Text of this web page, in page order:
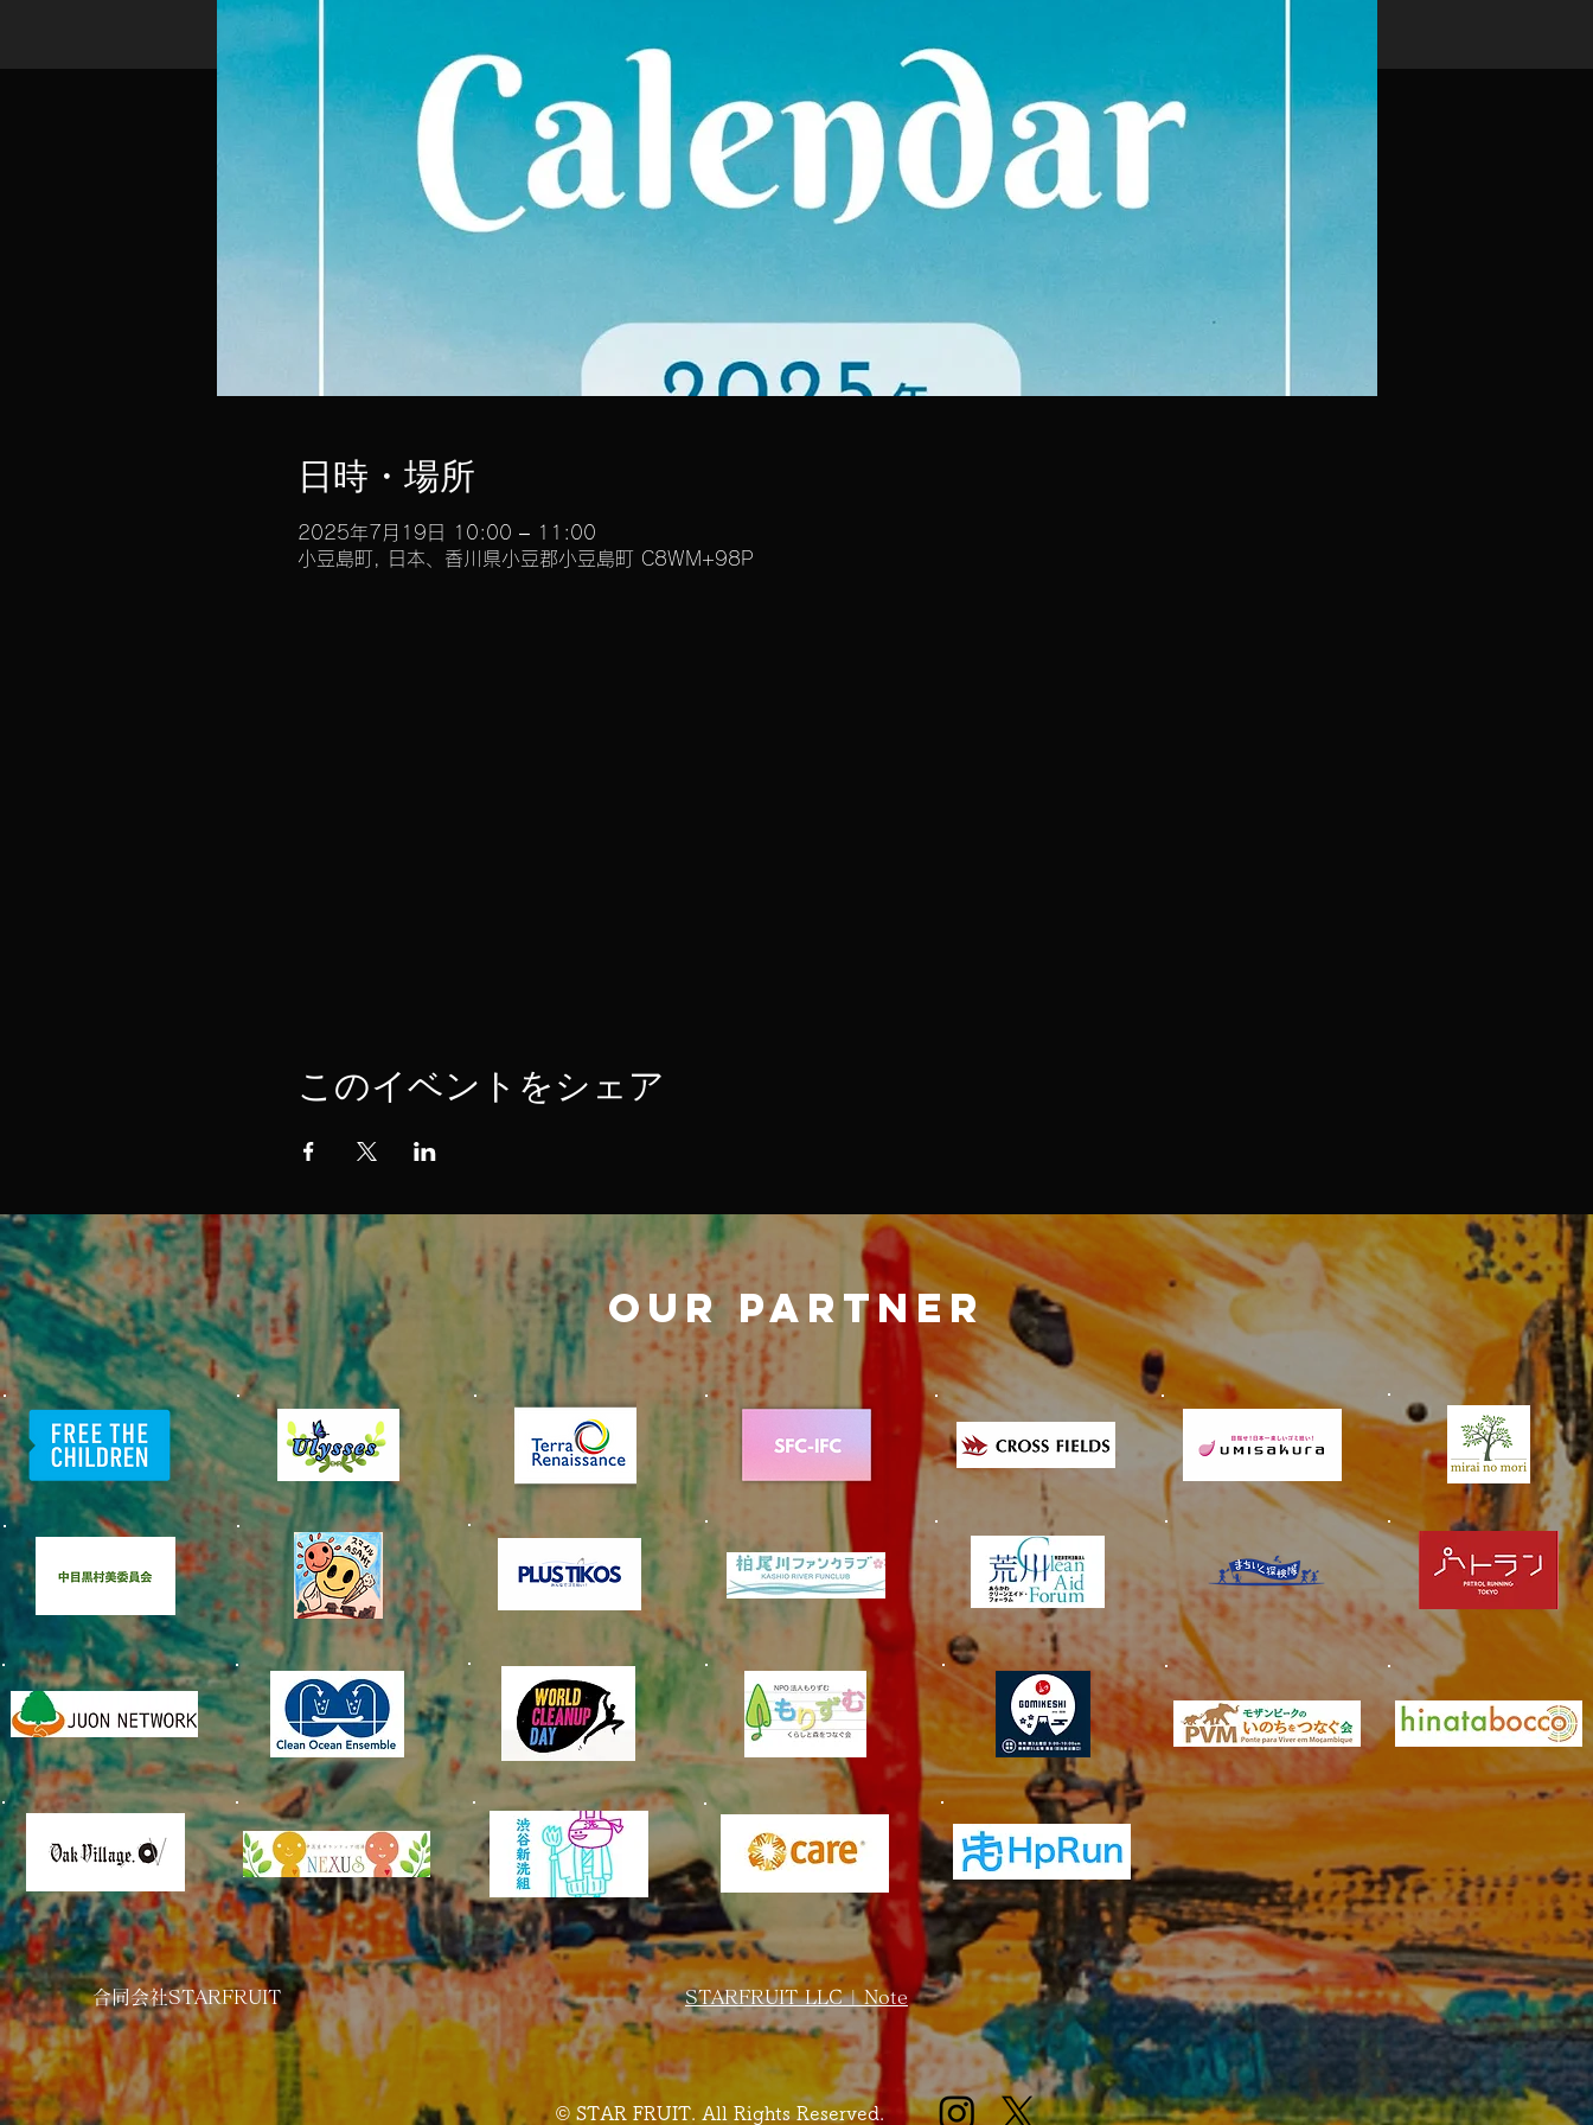
日時・場所
2025年7月19日 10:00 – 11:00
小豆島町, 日本、香川県小豆郡小豆島町 C8WM+98P
このイベントをシェア
OUR PARTNER
​合同会社STARFRUIT STARFRUIT LLC | Note
© STAR FRUIT. All Rights Reserved.